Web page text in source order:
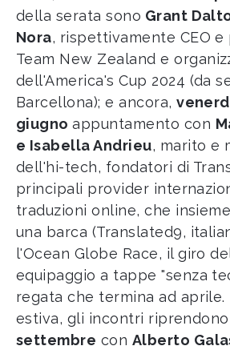
della serata sono Grant
Nora, rispettivamente CEO
Team New Zealand e
dell'America's Cup 2024 (da
Barcellona); e ancora,
giugnoappuntamento con
e Isabella Andrieu, marito e
dell'hi-tech, fondatori di
principali provider
traduzioni online, che
una barca (Translated9,
l'Ocean Globe Race, il giro
equipaggio a tappe "senza
regata che termina ad aprile.
estiva, gli incontri riprendono
settembre con Alberto